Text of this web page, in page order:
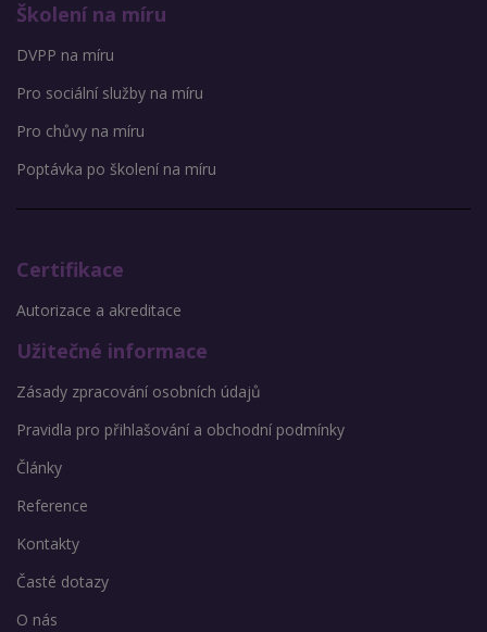
Školení na míru
DVPP na míru
Pro sociální služby na míru
Pro chůvy na míru
Poptávka po školení na míru
Certifikace
Autorizace a akreditace
Užitečné informace
Zásady zpracování osobních údajů
Pravidla pro přihlašování a obchodní podmínky
Články
Reference
Kontakty
Časté dotazy
O nás